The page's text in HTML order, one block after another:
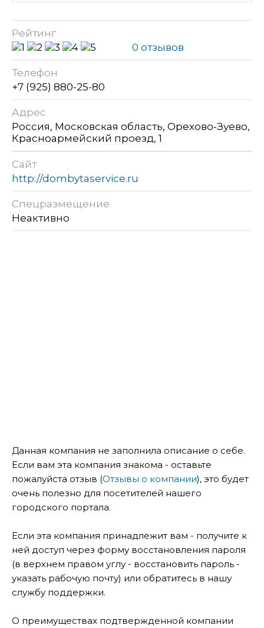
Рейтинг
0 отзывов
Телефон
+7 (925) 880-25-80
Адрес
Россия, Московская область, Орехово-Зуево,
Красноармейский проезд, 1
Сайт
http://dombytaservice.ru
Спецразмещение
Неактивно
Данная компания не заполнила описание о себе.
Если вам эта компания знакома - оставьте
пожалуйста отзыв (Отзывы о компании), это будет
очень полезно для посетителей нашего
городского портала.
Если эта компания принадлежит вам - получите к
ней доступ через форму восстановления пароля
(в верхнем правом углу - восстановить пароль -
указать рабочую почту) или обратитесь в нашу
службу поддержки.
О преимуществах подтвержденной компании